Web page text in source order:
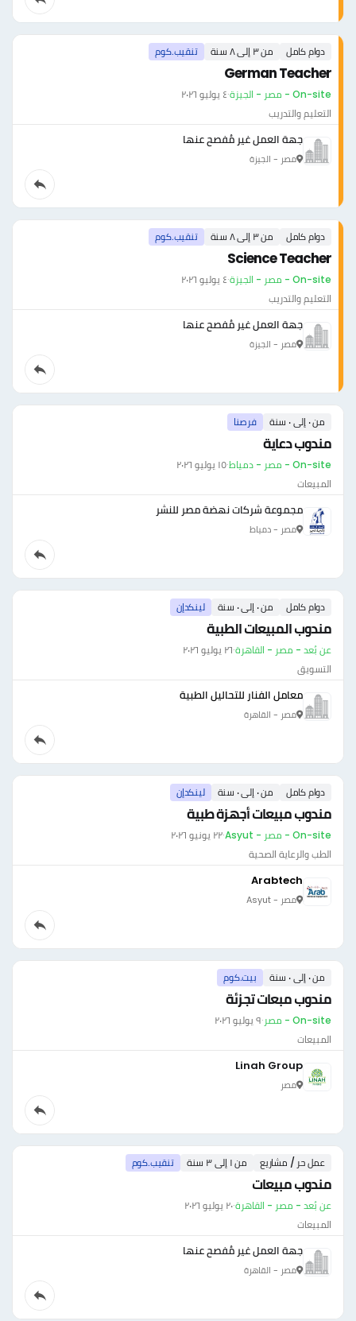
دوام كامل من ٣ إلى ٨ سنة تنقيب.كوم
German Teacher
On-site - مصر - الجيزة ·٤ يوليو ٢٠٢٦
التعليم والتدريب
جهة العمل غير مُفصح عنها
مصر - الجيزة
دوام كامل من ٣ إلى ٨ سنة تنقيب.كوم
Science Teacher
On-site - مصر - الجيزة ·٤ يوليو ٢٠٢٦
التعليم والتدريب
جهة العمل غير مُفصح عنها
مصر - الجيزة
من ٠ إلى ٠ سنة فرصنا
مندوب دعاية
On-site - مصر - دمياط ·١٥ يوليو ٢٠٢٦
المبيعات
مجموعة شركات نهضة مصر للنشر
مصر - دمياط
دوام كامل من ٠ إلى ٠ سنة لينكدإن
مندوب المبيعات الطبية
عن بُعد - مصر - القاهرة·٢٦ يوليو ٢٠٢٦
التسويق
معامل الفنار للتحاليل الطبية
مصر - القاهرة
دوام كامل من ٠ إلى ٠ سنة لينكدإن
مندوب مبيعات أجهزة طبية
On-site - مصر - Asyut ·٢٢ يونيو ٢٠٢٦
الطب والرعاية الصحية
Arabtech
مصر - Asyut
من ٠ إلى ٠ سنة بيت.كوم
مندوب مبعات تجزئة
On-site - مصر ·٩ يوليو ٢٠٢٦
المبيعات
Linah Group
مصر
عمل حر / مشاريع من ١ إلى ٣ سنة تنقيب.كوم
مندوب مبيعات
عن بُعد - مصر - القاهرة·٢٠ يوليو ٢٠٢٦
المبيعات
جهة العمل غير مُفصح عنها
مصر - القاهرة